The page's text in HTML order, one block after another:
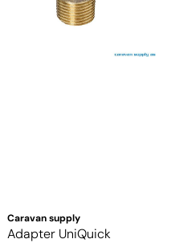
Caravan supply
Adapter UniQuick